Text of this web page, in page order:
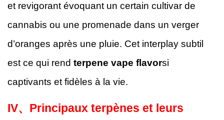
et revigorant évoquant un certain cultivar de
cannabis ou une promenade dans un verger
d’oranges après une pluie. Cet interplay subtil
est ce qui rend terpene vape flavorsi
captivants et fidèles à la vie.
IV、
Principaux terpènes et leurs